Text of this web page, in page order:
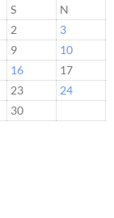
S
N
2
3
9
10
16
17
23
24
30